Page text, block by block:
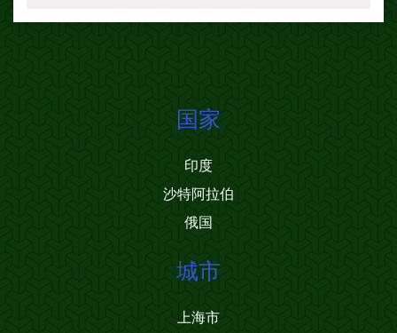
国家
印度
沙特阿拉伯
俄国
城市
上海市